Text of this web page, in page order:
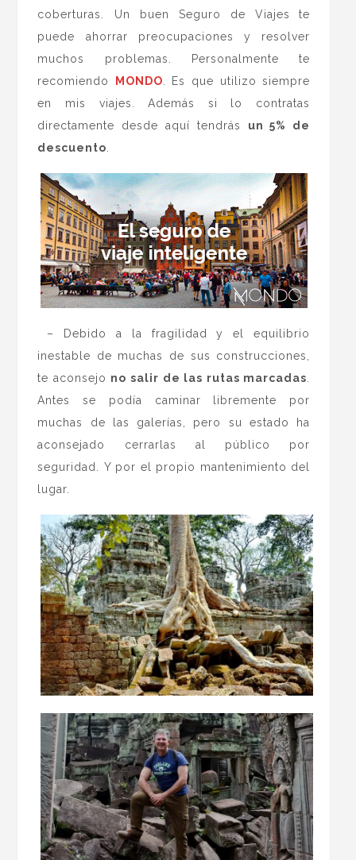
coberturas. Un buen Seguro de Viajes
te
puede ahorrar preocupaciones y resolver
muchos problemas. Personalmente te
recomiendo
MONDO . Es que utilizo siempre
en mis viajes. Además si lo contratas
directamente desde aquí tendrás un 5% de
descuento
– Debido a la fragilidad y el equilibrio
inestable de muchas de sus construcciones,
te aconsejo no salir de las rutas marcadas
Antes se podía caminar libremente por
muchas de las galerías, pero su estado ha
aconsejado cerrarlas al público por
seguridad. Y por el propio mantenimiento del
lugar.